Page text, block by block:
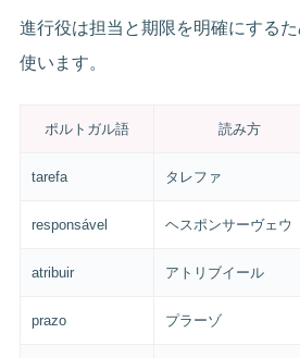
進行役は担当と期限を明確にする
使います。
ポルトガル語 読み方
tarefa タレファ
responsável ヘスポンサーヴェウ
atribuir アトリブイール
prazo プラーゾ